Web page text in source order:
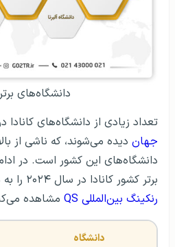
دانشگاه‌های
تعداد زیادی از دانشگاه‌های
جهان دیده می‌شوند، که ناشی از
دانشگاه‌های این کشور است. در
برتر کشور کانادا در سال ۲۰۲۴ را به همراه رتبه آن‌ها در
رنکینگ بین‌المللی QS
مشاهده
دانشگاه